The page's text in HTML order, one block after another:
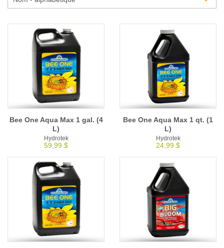
Calendrier horticole
Service à la clientèle
Bee One Aqua Max 1 gal. (4
L)
Hydrotek
59,99 $
Bee One Aqua Max 1 qt. (1
L)
Hydrotek
24,99 $